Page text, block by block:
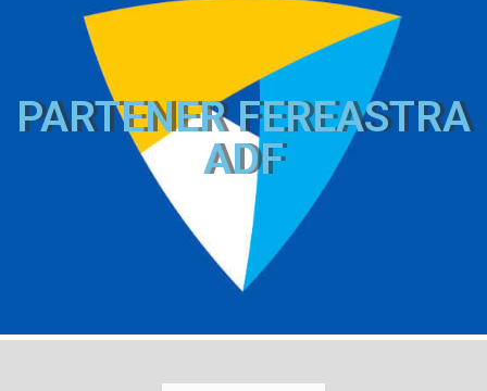
PARTENER FEREASTRA
ADF